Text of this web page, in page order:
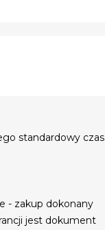
standardowy czas
- zakup dokonany
jest dokument